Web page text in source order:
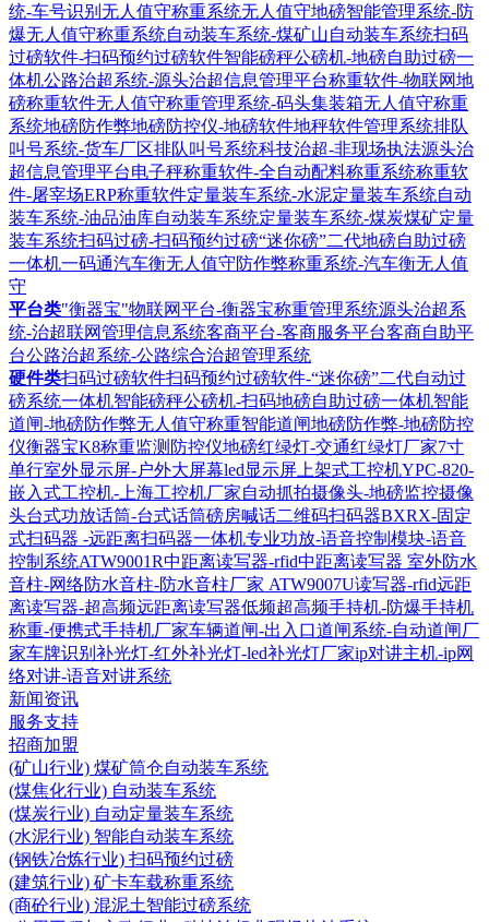
统-车号识别无人值守称重系统无人值守地磅智能管理系统-防
爆无人值守称重系统自动装车系统-煤矿山自动装车系统扫码
过磅软件-扫码预约过磅软件智能磅秤公磅机-地磅自助过磅一
体机公路治超系统-源头治超信息管理平台称重软件-物联网地
磅称重软件无人值守称重管理系统-码头集装箱无人值守称重
系统地磅防作弊地磅防控仪-地磅软件地秤软件管理系统排队
叫号系统-货车厂区排队叫号系统科技治超-非现场执法源头治
超信息管理平台电子秤称重软件-全自动配料称重系统称重软
件-屠宰场ERP称重软件定量装车系统-水泥定量装车系统自动
装车系统-油品油库自动装车系统定量装车系统-煤炭煤矿定量
装车系统扫码过磅-扫码预约过磅“迷你磅”二代地磅自助过磅
一体机一码通汽车衡无人值守防作弊称重系统-汽车衡无人值
守
平台类"衡器宝"物联网平台-衡器宝称重管理系统源头治超系
统-治超联网管理信息系统客商平台-客商服务平台客商自助平
台公路治超系统-公路综合治超管理系统
硬件类扫码过磅软件扫码预约过磅软件-“迷你磅”二代自动过
磅系统一体机智能磅秤公磅机-扫码地磅自助过磅一体机智能
道闸-地磅防作弊无人值守称重智能道闸地磅防作弊-地磅防控
仪衡器宝K8称重监测防控仪地磅红绿灯-交通红绿灯厂家7寸
单行室外显示屏-户外大屏幕led显示屏上架式工控机YPC-820-
嵌入式工控机-上海工控机厂家自动抓拍摄像头-地磅监控摄像
头台式功放话筒-台式话筒磅房喊话二维码扫码器BXRX-固定
式扫码器 -远距离扫码器一体机专业功放-语音控制模块-语音
控制系统ATW9001R中距离读写器-rfid中距离读写器 室外防水
音柱-网络防水音柱-防水音柱厂家 ATW9007U读写器-rfid远距
离读写器-超高频远距离读写器低频超高频手持机-防爆手持机
称重-便携式手持机厂家车辆道闸-出入口道闸系统-自动道闸厂
家车牌识别补光灯-红外补光灯-led补光灯厂家ip对讲主机-ip网
络对讲-语音对讲系统
新闻资讯
服务支持
招商加盟
(矿山行业) 煤矿筒仓自动装车系统
(煤焦化行业) 自动装车系统
(煤炭行业) 自动定量装车系统
(水泥行业) 智能自动装车系统
(钢铁冶炼行业) 扫码预约过磅
(建筑行业) 矿卡车载称重系统
(商砼行业) 混泥土智能过磅系统